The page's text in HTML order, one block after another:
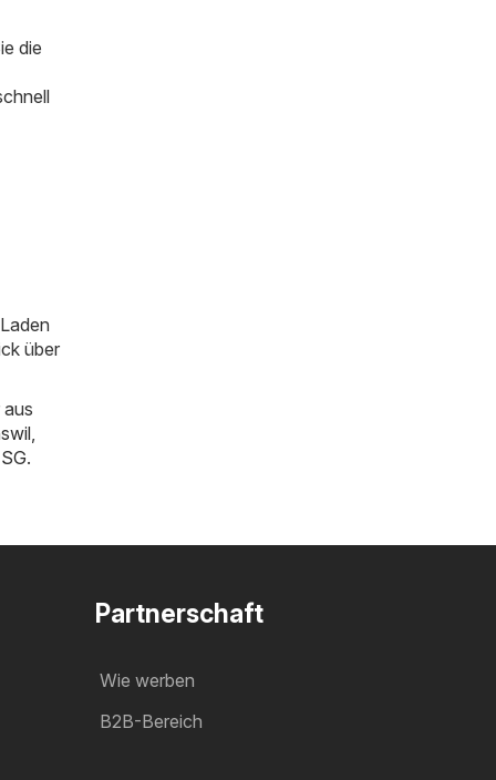
die
über
.
Partnerschaft
Wie werben
B2B-Bereich